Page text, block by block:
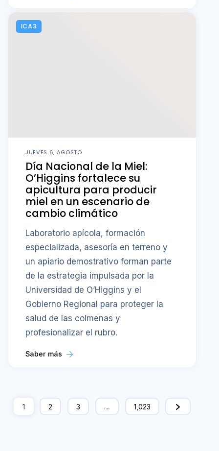
ICA3
JUEVES 6, AGOSTO
Día Nacional de la Miel:
O’Higgins fortalece su
apicultura para producir
miel en un escenario de
cambio climático
Laboratorio apícola, formación
especializada, asesoría en terreno y
un apiario demostrativo forman parte
de la estrategia impulsada por la
Universidad de O’Higgins y el
Gobierno Regional para proteger la
salud de las colmenas y
profesionalizar el rubro.
Saber más
1 2 3 … 1,023